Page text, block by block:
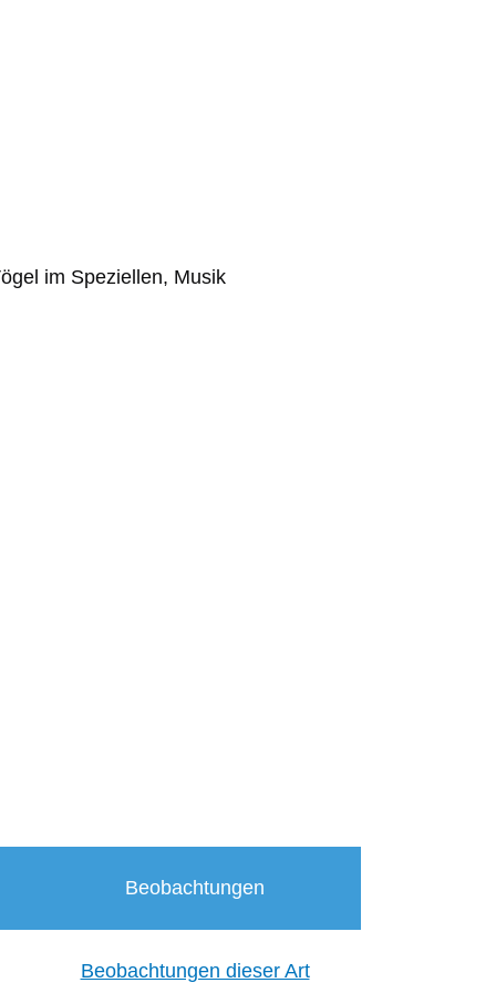
im Speziellen, Musik
Beobachtungen
Beobachtungen dieser Art